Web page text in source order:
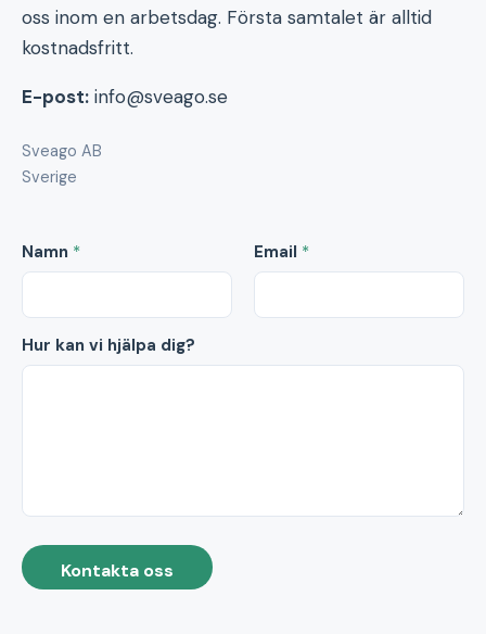
oss inom en arbetsdag. Första samtalet är alltid
kostnadsfritt.
E-post: info@sveago.se
Sveago AB
Sverige
Namn * Email *
Hur kan vi hjälpa dig?
Kontakta oss